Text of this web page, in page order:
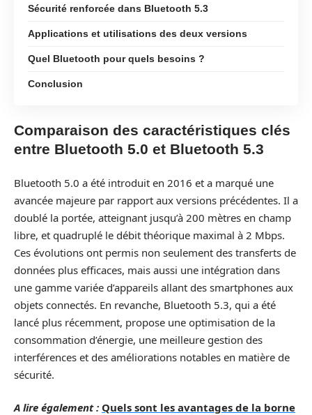
Sécurité renforcée dans Bluetooth 5.3
Applications et utilisations des deux versions
Quel Bluetooth pour quels besoins ?
Conclusion
Comparaison des caractéristiques clés
entre Bluetooth 5.0 et Bluetooth 5.3
Bluetooth 5.0 a été introduit en 2016 et a marqué une
avancée majeure par rapport aux versions précédentes. Il a
doublé la portée, atteignant jusqu’à 200 mètres en champ
libre, et quadruplé le débit théorique maximal à 2 Mbps.
Ces évolutions ont permis non seulement des transferts de
données plus efficaces, mais aussi une intégration dans
une gamme variée d’appareils allant des smartphones aux
objets connectés. En revanche, Bluetooth 5.3, qui a été
lancé plus récemment, propose une optimisation de la
consommation d’énergie, une meilleure gestion des
interférences et des améliorations notables en matière de
sécurité.
A lire également : Quels sont les avantages de la borne